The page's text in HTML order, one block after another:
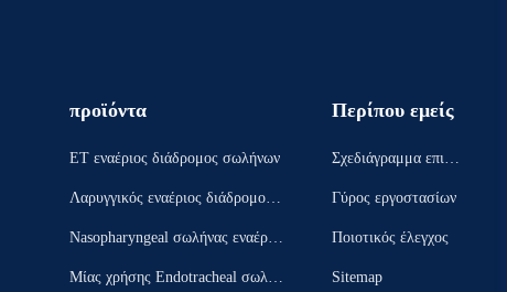
προϊόντα
ET εναέριος διάδρομος σωλήνων
Λαρυγγικός εναέριος διάδρομος μ
Nasopharyngeal σωλήνας εναέριω
Μίας χρήσης Endotracheal σωλήν
Περίπου εμείς
Σχεδιάγραμμα επιχεί
Γύρος εργοστασίων
Ποιοτικός έλεγχος
Sitemap